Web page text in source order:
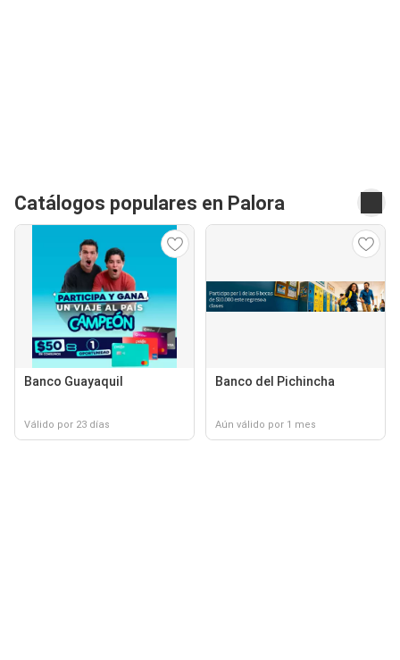
Catálogos populares en Palora
Banco Guayaquil
Válido por 23 días
Banco del Pichincha
Aún válido por 1 mes